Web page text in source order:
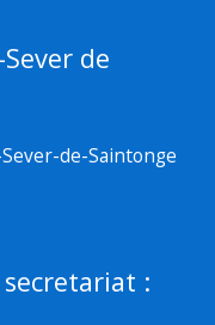
de
de-Saintonge
: